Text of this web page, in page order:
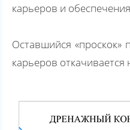
карьеров и
Оставшийся
карьеров